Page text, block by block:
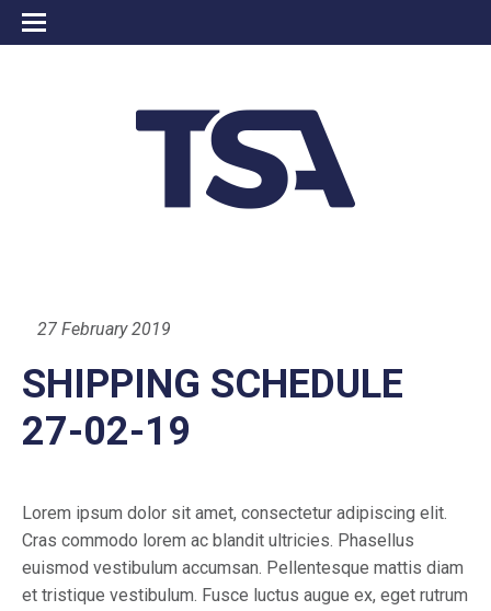
27 February 2019
SHIPPING SCHEDULE
27-02-19
Lorem ipsum dolor sit amet, consectetur adipiscing elit.
Cras commodo lorem ac blandit ultricies. Phasellus
euismod vestibulum accumsan. Pellentesque mattis diam
et tristique vestibulum. Fusce luctus augue ex, eget rutrum